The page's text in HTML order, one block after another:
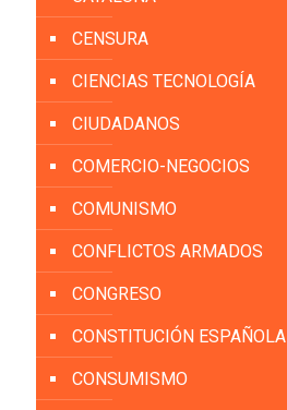
CENSURA
CIENCIAS TECNOLOGÍA
CIUDADANOS
COMERCIO-NEGOCIOS
COMUNISMO
CONFLICTOS ARMADOS
CONGRESO
CONSTITUCIÓN ESPAÑOLA
CONSUMISMO